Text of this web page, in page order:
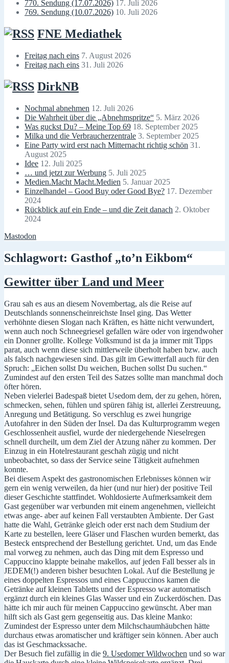
770. Sendung (17.07.2026) 17. Juli 2026
769. Sendung (10.07.2026) 10. Juli 2026
FNE Mediathek
Freitag nach eins 7. August 2026
Freitag nach eins 31. Juli 2026
DirkNB
Nochmal abnehmen 12. Juli 2026
Die Wahrheit über die „Abnehmspritze“ 5. März 2026
Was guckst Du? – Meine Top 69 18. September 2025
Milka und die Verbraucherzentrale 3. September 2025
Eine Party wird erst nach Mitternacht richtig schön 31.
August 2025
Idee 12. Juli 2025
… und jetzt zur Werbung 5. Juli 2025
Medien.Macht Macht.Medien 5. Januar 2025
Einzelhandel – Good Buy oder Good Bye? 17. Dezember
2024
Rückblick auf ein Ende – und die Zeit danach 2. Oktober
2024
Mastodon
Schlagwort: Gasthof „to’n Eikbom“
Gewitter über Land und Meer
Grau sah es aus an diesem Novembertag, als die Reise auf
Deutschlands sonnenscheinreichste Insel ging. Das Wetter
verhöhnte diesen Slogan nach Kräften, es hätte nicht verwundert,
wenn auch noch Schneegriesel gefallen wäre oder von irgendwoher
ein Donner grollte. Kollege Volksmund ist da ja immer mit Tipps
parat, auch wenn diese sich mittlerweile überholt haben bzw. auch
als falsch nachgewiesen sind. Das gilt im Gewitterfall auch für den
Spruch: „Eichen sollst Du weichen, Buchen sollst Du suchen.“
Zumindest auf den ersten Teil des Satzes sollte man manchmal doch
öfter hören.
Neben vielerlei Badespaß bietet Usedom dem, der zu gehen, hören,
schmecken, sehen, fühlen und spüren fähig ist, allerlei Zerstreuung,
Anregung und Betätigung. So verschlug es zwei hungrige
Autofahrer in den Süden der Insel. Da das Kulturprogramm wegen
Geschlossenheit ausfiel, wurde der niedergehende Nieselregen
schnell durcheilt, um dem Ziel der Atzung näher zu kommen. Der
Einzug in ein Hotelrestaurant geschah zügig und nicht
unbeobachtet, so dass der Service seine Tätigkeit aufnehmen
konnte.
Bei diesem Aspekt des gastronomischen Erlebnisses können wir
gern ein wenig verweilen, da hier (und nur hier) der positive Teil
dieser Geschichte stattfindet. Wohldosierte Aufmerksamkeit dem
Gast gegenüber war verbunden mit einem angenehmen, vielleicht
etwas ange- aber auf keinen Fall verstaubten Ambiente. Der Gast
hatte die Wahl, Getränke gleich oder erst nach dem Studium der
Karte zu bestellen, leere Gläser und Flaschen wurden bemerkt, das
Besteck entsprechend der Bestellung gerichtet. Und, um das Ende
mal vorweg zu nehmen, auch das Ding mit dem Espresso und
Cappuccino klappte beinahe makellos, auf jeden Fall besser als in
JEDEM(!) anderen bisher besuchten Lokal. Auf die Bestellung je
eines doppelten Espressos und eines Cappuccinos kamen die
Getränke auf kleinen Tabletts und der Espresso war automatisch
ergänzt durch ein kleines Glas Wasser und ein Zuckerdöschen. Das
hätte ich mir auch für meinen Cappuccino gewünscht. Aber man
hilft sich als Gast gern gegenseitig aus. Das kleine Manko:
Zumindest der Espresso unter dem Milchschaumhäubchen hätte
durchaus etwas aromatischer und kräftiger sein können. Aber auch
das ist Geschmackssache.
Der Besuch fiel zufällig in die 9. Usedomer Wildwochen und so war